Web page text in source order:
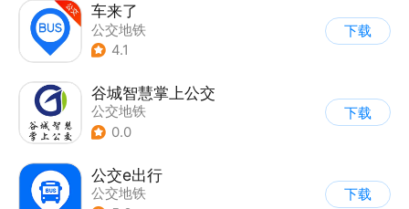
车来了
公交地铁
4.1
下载
谷城智慧掌上公交
公交地铁
0.0
下载
公交e出行
公交地铁
下载